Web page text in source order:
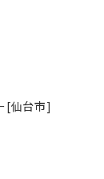
[仙台市]